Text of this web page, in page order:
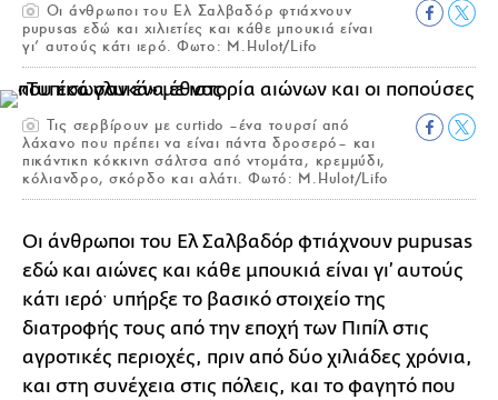
Οι άνθρωποι του Ελ Σαλβαδόρ φτιάχνουν
pupusas εδώ και χιλιετίες και κάθε μπουκιά είναι
γι’ αυτούς κάτι ιερό. Φωτο: M.Hulot/Lifo
Τις σερβίρουν με curtido –ένα τουρσί από
λάχανο που πρέπει να είναι πάντα δροσερό– και
πικάντικη κόκκινη σάλτσα από ντομάτα, κρεμμύδι,
κόλιανδρο, σκόρδο και αλάτι. Φωτό: M.Hulot/Lifo
Οι άνθρωποι του Ελ Σαλβαδόρ φτιάχνουν pupusas
εδώ και αιώνες και κάθε μπουκιά είναι γι’ αυτούς
κάτι ιερόˑ υπήρξε το βασικό στοιχείο της
διατροφής τους από την εποχή των Πιπίλ στις
αγροτικές περιοχές, πριν από δύο χιλιάδες χρόνια,
και στη συνέχεια στις πόλεις, και το φαγητό που